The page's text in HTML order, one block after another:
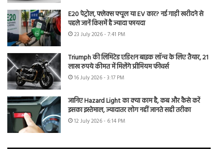
E20 पेट्रोल, फ्लेक्स फ्यूल या EV कार? नई गाड़ी खरीदने से
पहले जानें किसमें है ज्यादा फायदा
23 July 2026 - 7:41 PM
Triumph की लिमिटेड एडिशन बाइक लॉन्च के लिए तैयार, 21
लाख रुपये कीमत में मिलेंगे प्रीमियम फीचर्स
16 July 2026 - 3:17 PM
जानिए Hazard Light का क्या काम है, कब और कैसे करें
इसका इस्तेमाल, ज्यादातर लोग नहीं जानते सही तरीका
12 July 2026 - 6:14 PM